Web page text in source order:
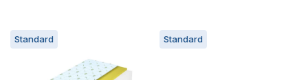
Standard Standard